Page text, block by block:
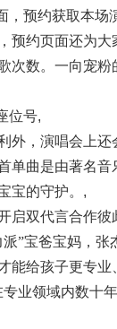
，预约获取本
预约页面还为
数。一向宠粉
位号,
外，演唱会上
单曲是由著名
宝的守护。 ,
启双代言合作
”宝爸宝妈，
能给孩子更专
业领域内数十